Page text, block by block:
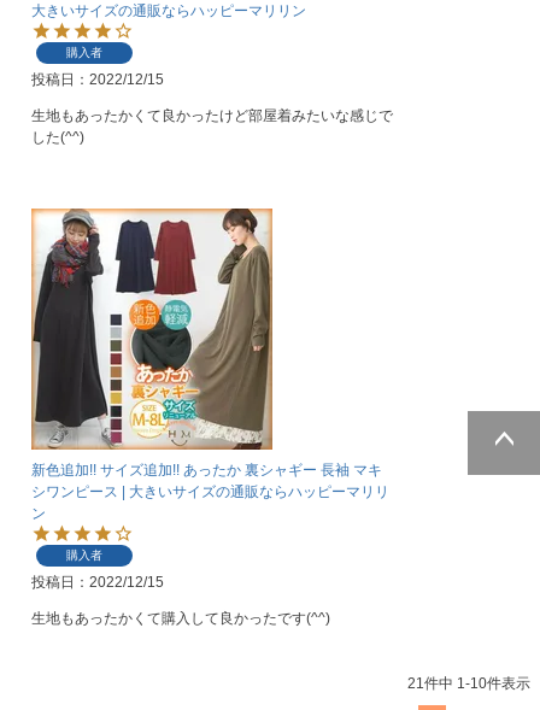
大きいサイズの通販ならハッピーマリリン
購入者
投稿日 2022/12/15
生地もあったかくて良かったけど部屋着みたいな感じで
した(^^)
新色追加!! サイズ追加!! あったか 裏シャギー 長袖 マキ
シワンピース | 大きいサイズの通販ならハッピーマリリ
ン
購入者
投稿日 2022/12/15
生地もあったかくて購入して良かったです(^^)
21件中 1-10件表示